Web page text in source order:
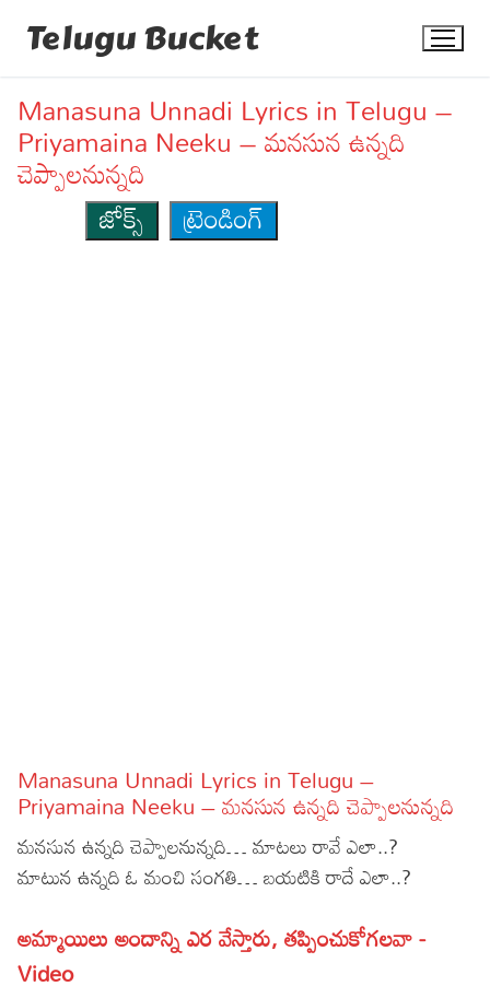
Telugu Bucket
Quotes
Articles
Facts
Devotional
Hinduism
Lyrics in Hindi – Devotional Songs
Tamil
Manasuna Unnadi Lyrics in Telugu –
Priyamaina Neeku – మనసున ఉన్నది
చెప్పాలనున్నది
జోక్స్
ట్రెండింగ్
Manasuna Unnadi Lyrics in Telugu –
Priyamaina Neeku – మనసున ఉన్నది చెప్పాలనున్నది
మనసున ఉన్నది చెప్పాలనున్నది… మాటలు రావే ఎలా..?
మాటున ఉన్నది ఓ మంచి సంగతి… బయటికి రాదే ఎలా..?
అమ్మాయిలు అందాన్ని ఎర వేస్తారు, తప్పించుకోగలవా -
Video